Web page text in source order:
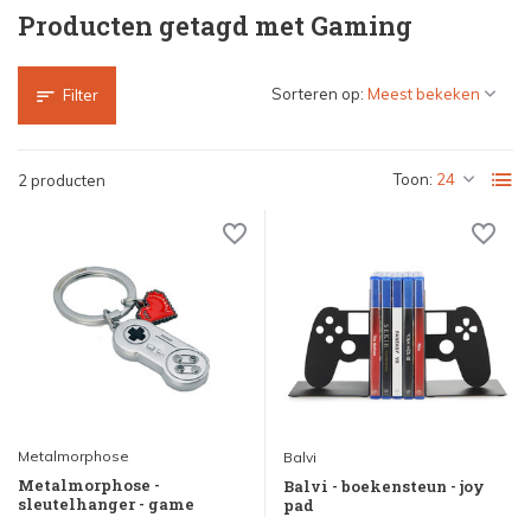
Producten getagd met Gaming
Filter
2 producten Toon:
Sorteren op:
Metalmorphose
Metalmorphose -
sleutelhanger - game
Balvi
Balvi - boekensteun - joy
pad